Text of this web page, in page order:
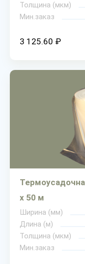
Толщина (мкм)
Мин.заказ
3 125.60 ₽
х 50 м
Ширина (мм)
Длина (м)
Толщина (мкм)
Мин.заказ